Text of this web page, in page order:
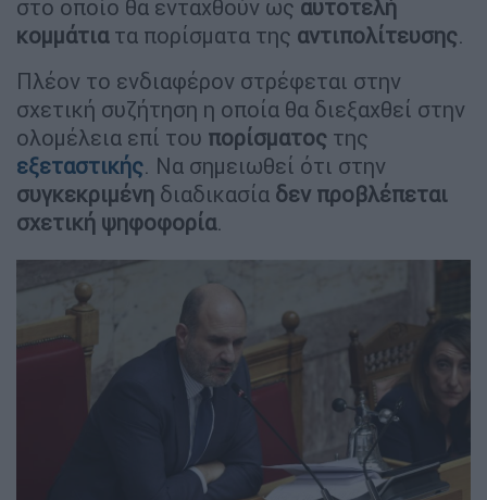
στο οποίο θα ενταχθούν ως αυτοτελή
κομμάτιατα πορίσματα της αντιπολίτευσης.
Πλέον το ενδιαφέρον στρέφεται στην
σχετική συζήτηση η οποία θα διεξαχθεί στην
ολομέλεια επί του πορίσματος της
εξεταστικής. Να σημειωθεί ότι στην
συγκεκριμένη διαδικασία δεν προβλέπεται
σχετική ψηφοφορία.